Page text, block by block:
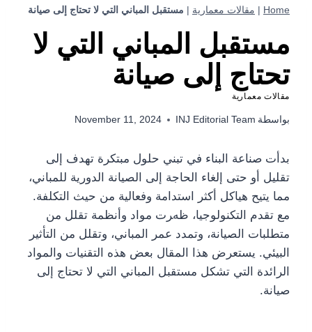
Home
| مقالات معمارية | مستقبل المباني التي لا تحتاج إلى صيانة
مستقبل المباني التي لا
تحتاج إلى صيانة
مقالات معمارية
بواسطة INJ Editorial Team
November 11, 2024
بدأت صناعة البناء في تبني حلول مبتكرة تهدف إلى
تقليل أو حتى إلغاء الحاجة إلى الصيانة الدورية للمباني،
مما يتيح هياكل أكثر استدامة وفعالية من حيث التكلفة.
مع تقدم التكنولوجيا، ظهرت مواد وأنظمة تقلل من
متطلبات الصيانة، وتمدد عمر المباني، وتقلل من التأثير
البيئي. يستعرض هذا المقال بعض هذه التقنيات والمواد
الرائدة التي تشكل مستقبل المباني التي لا تحتاج إلى
صيانة.